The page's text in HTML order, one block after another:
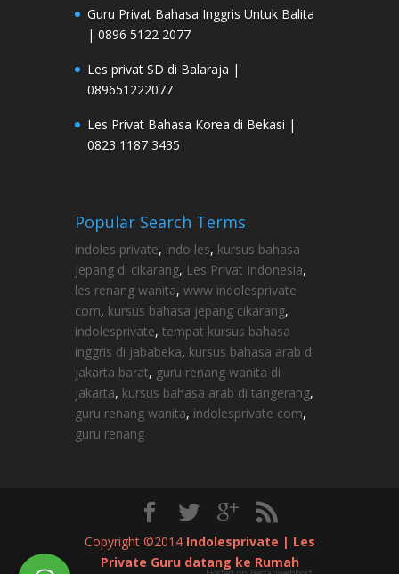
Guru Privat Bahasa Inggris Untuk Balita
| 0896 5122 2077
Les privat SD di Balaraja |
089651222077
Les Privat Bahasa Korea di Bekasi |
0823 1187 3435
Popular Search Terms
indoles private, indo les, kursus bahasa
jepang di cikarang, Les Privat Indonesia,
les renang wanita, www indolesprivate
com, kursus bahasa jepang cikarang,
indolesprivate, tempat kursus bahasa
inggris di jababeka, kursus bahasa arab di
jakarta barat, guru renang wanita di
jakarta, kursus bahasa arab di tangerang,
guru renang wanita, indolesprivate com,
guru renang
Copyright ©2014 Indolesprivate | Les
Private Guru datang ke Rumah